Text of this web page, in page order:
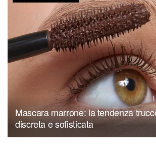
Mascara marrone: la tendenza
discreta e sofisticata